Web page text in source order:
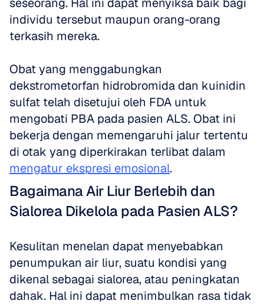
individu tersebut maupun orang-orang
terkasih mereka.
Obat yang menggabungkan
dekstrometorfan hidrobromida dan kuinidin
sulfat telah disetujui oleh FDA untuk
mengobati PBA pada pasien ALS. Obat ini
bekerja dengan memengaruhi jalur tertentu
mengatur ekspresi emosional.
Bagaimana Air Liur Berlebih dan
Sialorea Dikelola pada Pasien ALS?
Kesulitan menelan dapat menyebabkan
penumpukan air liur, suatu kondisi yang
dikenal sebagai sialorea, atau peningkatan
dahak. Hal ini dapat menimbulkan rasa tidak